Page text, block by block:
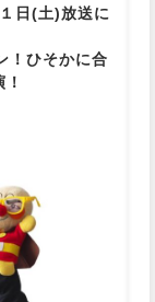
日(土)放送に
！ひそかに合